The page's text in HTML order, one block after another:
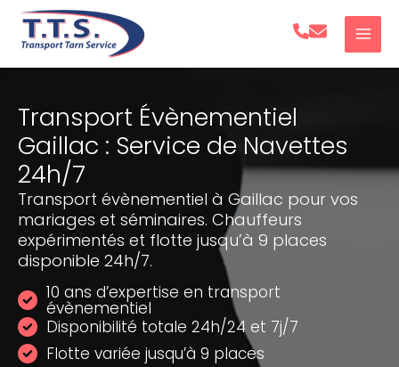
Aller
Transport Évènementiel
Gaillac : Service de Navettes
24h/7
Transport évènementiel à Gaillac pour vos
mariages et séminaires. Chauffeurs
expérimentés et flotte jusqu’à 9 places
disponible 24h/7.
10 ans d’expertise en transport
évènementiel
Disponibilité totale 24h/24 et 7j/7
Flotte variée jusqu’à 9 places